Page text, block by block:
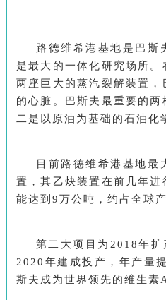
路德维希港基地是巴斯
是最大的一体化研究场所
两座巨大的蒸汽裂解装置
的心脏。巴斯夫最重要的两
二是以原油为基础的石油化
目前路德维希港基地最
置，其乙炔装置在前几年
能达到9万公吨，约占全球
第二大项目为2018年
2020年建成投产，年产量
斯夫成为世界领先的维生素